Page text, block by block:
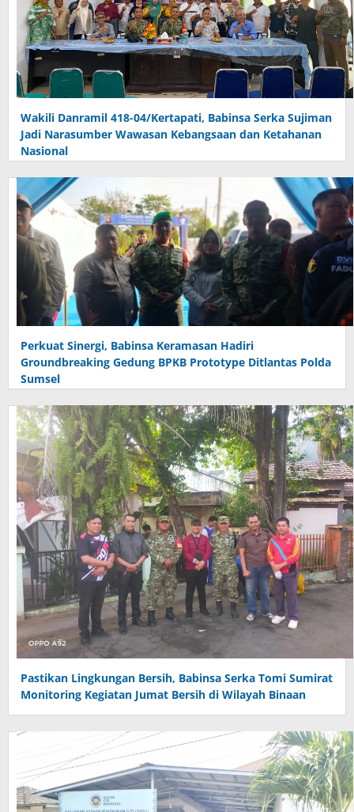
Wakili Danramil 418-04/Kertapati, Babinsa Serka Sujiman
Jadi Narasumber Wawasan Kebangsaan dan Ketahanan
Nasional
Perkuat Sinergi, Babinsa Keramasan Hadiri
Groundbreaking Gedung BPKB Prototype Ditlantas Polda
Sumsel
Pastikan Lingkungan Bersih, Babinsa Serka Tomi Sumirat
Monitoring Kegiatan Jumat Bersih di Wilayah Binaan